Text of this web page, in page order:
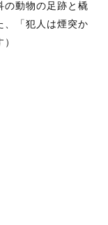
の動物の足跡と橇
、「犯人は煙突か